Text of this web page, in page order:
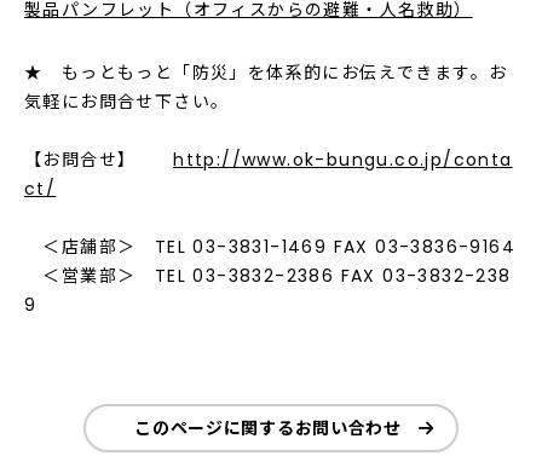
製品パンフレット（オフィスからの避難・人名救助）
★ もっともっと「防災」を体系的にお伝えできます。お
気軽にお問合せ下さい。
【お問合せ】http://www.ok-bungu.co.jp/conta
ct/
＜店舗部＞ TEL 03-3831-1469 FAX 03-3836-9164
＜営業部＞ TEL 03-3832-2386 FAX 03-3832-238
9
このページに関するお問い合わせ